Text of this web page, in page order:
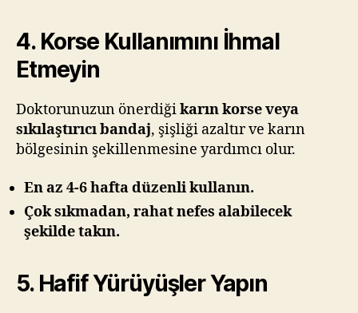
4. Korse Kullanımını İhmal
Etmeyin
Doktorunuzun önerdiğikarın korse veya
sıkılaştırıcı bandaj, şişliği azaltır ve karın
bölgesinin şekillenmesine yardımcı olur.
En az 4-6 hafta düzenli kullanın.
Çok sıkmadan, rahat nefes alabilecek
şekilde takın.
5. Hafif Yürüyüşler Yapın